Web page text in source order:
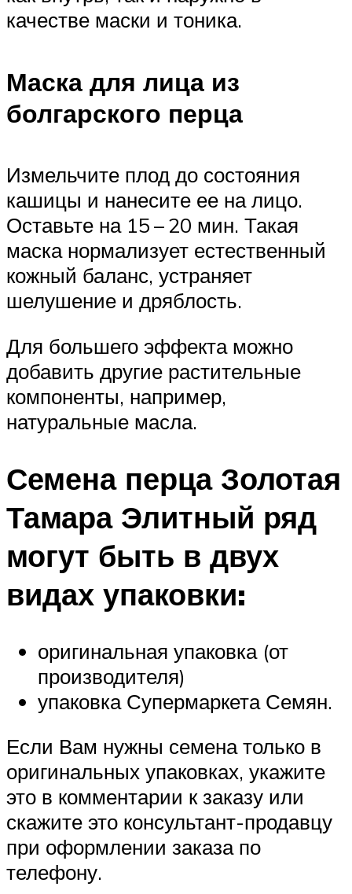
качестве маски и тоника.
Маска для лица из
болгарского перца
Измельчите плод до состояния
кашицы и нанесите ее на лицо.
Оставьте на 15 – 20 мин. Такая
маска нормализует естественный
кожный баланс, устраняет
шелушение и дряблость.
Для большего эффекта можно
добавить другие растительные
компоненты, например,
натуральные масла.
Семена перца Золотая
Тамара Элитный ряд
могут быть в двух
видах упаковки:
оригинальная упаковка (от
производителя)
упаковка Супермаркета Семян.
Если Вам нужны семена только в
оригинальных упаковках, укажите
это в комментарии к заказу или
скажите это консультант-продавцу
при оформлении заказа по
телефону.